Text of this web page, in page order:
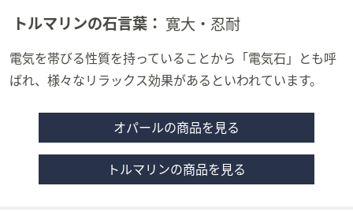
トルマリンの石言葉： 寛大・忍耐
電気を帯びる性質を持っていることから「電気石」とも呼
ばれ、様々なリラックス効果があるといわれています。
オパールの商品を見る
トルマリンの商品を見る